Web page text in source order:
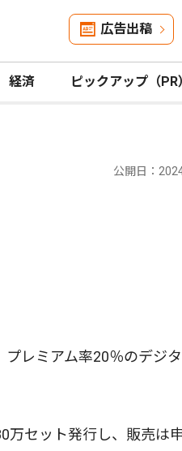
広告出稿
経済 ピックアップ（PR
公開日：
レミアム率20％のデジ
万セット発行し、販売は